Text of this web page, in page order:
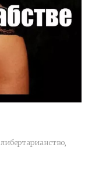
либертарианство,